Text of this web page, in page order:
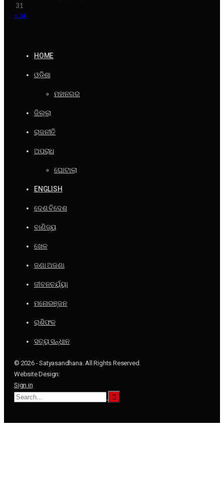
31
« Jul
HOME
ଓଡ଼ିଶା
ମହାନଗର
ଜିଲ୍ଲା
ରାଜନୀତି
ଅପରାଧ
ଘୋଟାଲା
ENGLISH
ଦେଶ ବିଦେଶ
ବାଣିଜ୍ୟ
ଖେଳ
ଜଣା ଅଜଣା
ଜୀବନଚର୍ଯ୍ୟା
ମନୋରଞ୍ଜନ
ରାଶିଫଳ
ସତ୍ୟ ସନ୍ଧାନ
© 2026 - Satyasandhana. All Rights Reserved.
Website Design:
Sign in